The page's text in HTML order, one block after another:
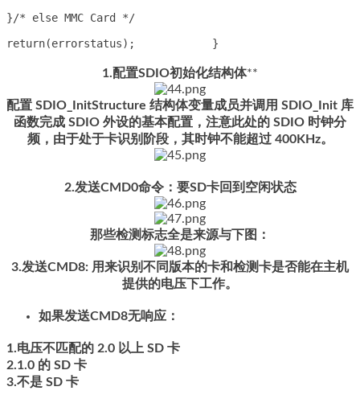
}/* else MMC Card */
return(errorstatus);		}
1.配置SDIO初始化结构体**
配置 SDIO_InitStructure 结构体变量成员并调用 SDIO_Init 库
函数完成 SDIO 外设的基本配置，注意此处的 SDIO 时钟分
频，由于处于卡识别阶段，其时钟不能超过 400KHz。
2.发送CMD0命令：要SD卡回到空闲状态
那些检测标志全是来源与下图：
3.发送CMD8: 用来识别不同版本的卡和检测卡是否能在主机
提供的电压下工作。
如果发送CMD8无响应：
1.电压不匹配的 2.0 以上 SD 卡
2.1.0 的 SD 卡
3.不是 SD 卡